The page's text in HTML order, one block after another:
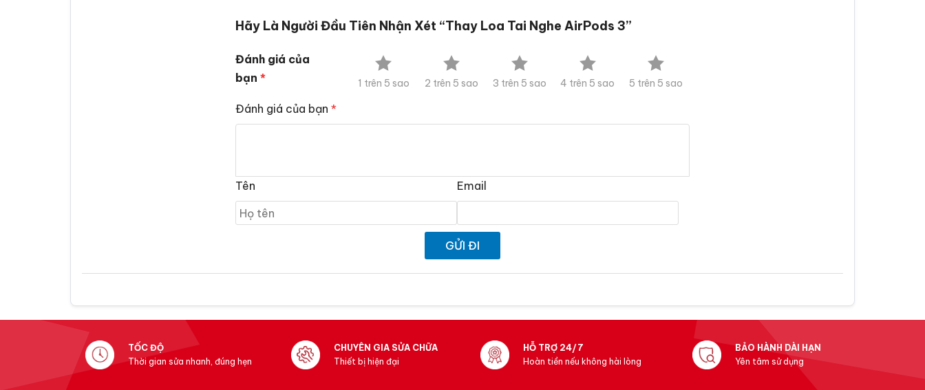
Hãy Là Người Đầu Tiên Nhận Xét “Thay Loa Tai Nghe AirPods 3”
Đánh giá của
bạn * 1 trên 5 sao 2 trên 5 sao 3 trên 5 sao 4 trên 5 sao 5 trên 5 sao
Đánh giá của bạn *
Tên Email
TỐC ĐỘ
Thời gian sửa nhanh, đúng hẹn
CHUYÊN GIA SỬA CHỮA
Thiết bị hiện đại
HỖ TRỢ 24/7
Hoàn tiền nếu không hài lòng
BẢO HÀNH DÀI HẠN
Yên tâm sử dụng